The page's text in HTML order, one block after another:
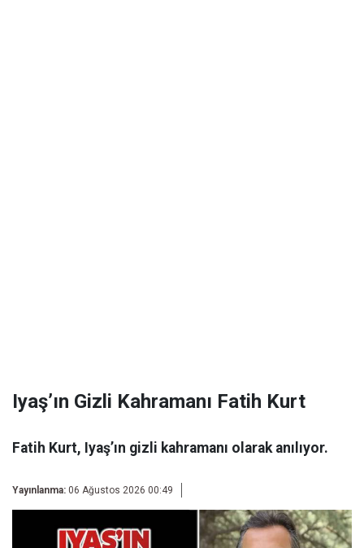
Iyaş’ın Gizli Kahramanı Fatih Kurt
Fatih Kurt, Iyaş’ın gizli kahramanı olarak anılıyor.
Yayınlanma: 06 Ağustos 2026 00:49